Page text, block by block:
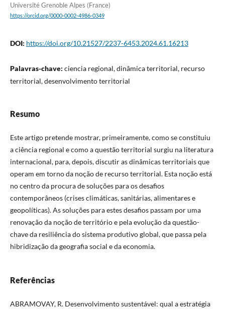
Université Grenoble Alpes (France)
https://orcid.org/0000-0002-4986-0349
DOI: https://doi.org/10.21527/2237-6453.2024.61.16213
Palavras-chave: ciencia regional, dinâmica territorial, recurso
territorial, desenvolvimento territorial
Resumo
Este artigo pretende mostrar, primeiramente, como se constituiu
a ciência regional e como a questão territorial surgiu na literatura
internacional, para, depois, discutir as dinâmicas territoriais que
operam em torno da noção de recurso territorial. Esta noção está
no centro da procura de soluções para os desafios
contemporâneos (crises climáticas, sanitárias, alimentares e
geopolíticas). As soluções para estes desafios passam por uma
renovação da noção de território e pela evolução da questão-
chave da resiliência do sistema produtivo global, que passa pela
hibridização da geografia social e da economia.
Referências
ABRAMOVAY, R. Desenvolvimento sustentável: qual a estratégia